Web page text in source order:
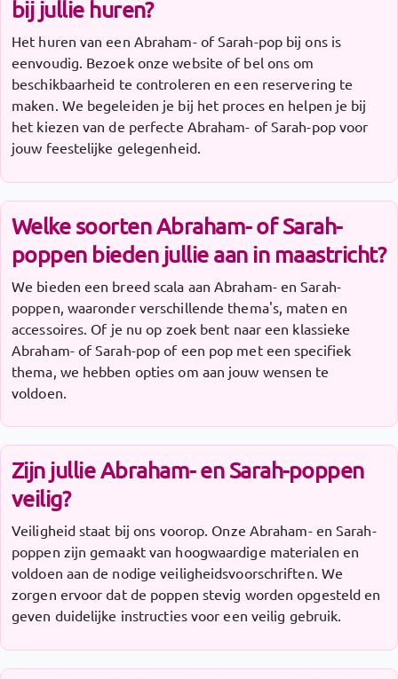
bij jullie huren?
Het huren van een Abraham- of Sarah-pop bij ons is
eenvoudig. Bezoek onze website of bel ons om
beschikbaarheid te controleren en een reservering te
maken. We begeleiden je bij het proces en helpen je bij
het kiezen van de perfecte Abraham- of Sarah-pop voor
jouw feestelijke gelegenheid.
Welke soorten Abraham- of Sarah-
poppen bieden jullie aan in maastricht?
We bieden een breed scala aan Abraham- en Sarah-
poppen, waaronder verschillende thema's, maten en
accessoires. Of je nu op zoek bent naar een klassieke
Abraham- of Sarah-pop of een pop met een specifiek
thema, we hebben opties om aan jouw wensen te
voldoen.
Zijn jullie Abraham- en Sarah-poppen
veilig?
Veiligheid staat bij ons voorop. Onze Abraham- en Sarah-
poppen zijn gemaakt van hoogwaardige materialen en
voldoen aan de nodige veiligheidsvoorschriften. We
zorgen ervoor dat de poppen stevig worden opgesteld en
geven duidelijke instructies voor een veilig gebruik.